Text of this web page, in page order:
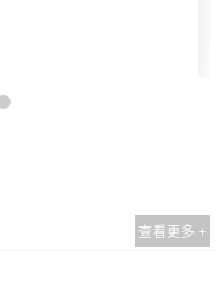
查看更多 +